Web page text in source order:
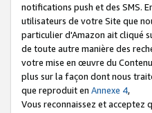
notifications push et des SMS.
utilisateurs de votre Site que
particulier d'Amazon ait cliqué
de toute autre manière des
votre mise en œuvre du
plus sur la façon dont nous
que reproduit en Annexe 4,
Vous reconnaissez et acceptez